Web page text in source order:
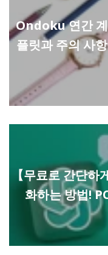
Ondoku 연간 계
플릿과 주의 사
【무료로 간단
화하는 방법!